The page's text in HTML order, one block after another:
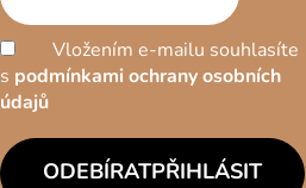
Vložením e-mailu souhlasíte
s podmínkami ochrany osobních
údajů
PŘIHLÁSIT